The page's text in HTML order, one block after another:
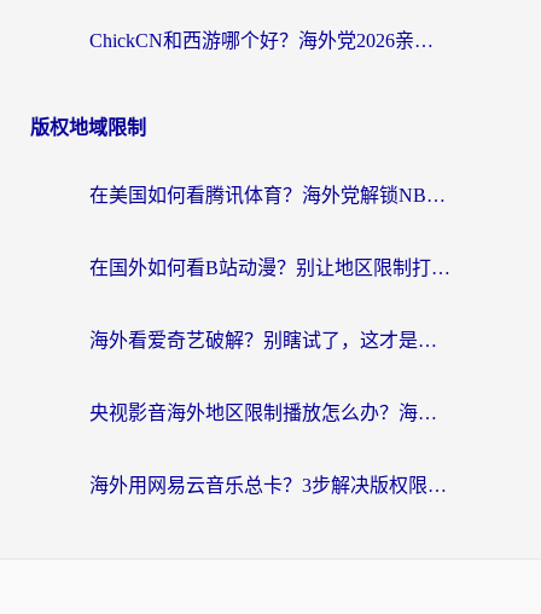
ChickCN和西游哪个好？海外党2026亲测回国加速器选择指南（附expressvpn中国对比）
版权地域限制
在美国如何看腾讯体育？海外党解锁NBA欧洲杯直播的终极攻略
在国外如何看B站动漫？别让地区限制打断你的追番节奏
海外看爱奇艺破解？别瞎试了，这才是留学生华人追剧看球的正确打开方式
央视影音海外地区限制播放怎么办？海外党亲测有效的回国加速指南
海外用网易云音乐总卡？3步解决版权限制+卡顿，还能听喜马拉雅！